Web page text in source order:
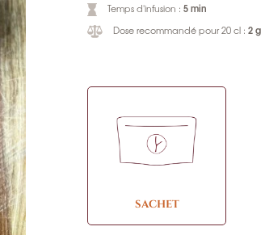
Temps d'infusion : 5 min
Dose recommandé pour 20 cl : 2 g
SACHET